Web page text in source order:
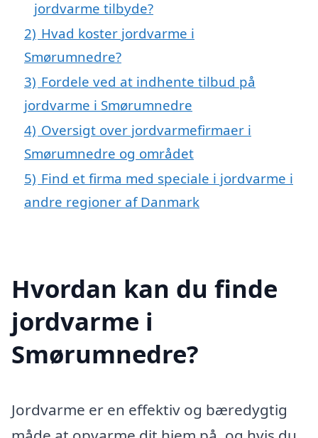
jordvarme tilbyde?
2) Hvad koster jordvarme i
Smørumnedre?
3) Fordele ved at indhente tilbud på
jordvarme i Smørumnedre
4) Oversigt over jordvarmefirmaer i
Smørumnedre og området
5) Find et firma med speciale i jordvarme i
andre regioner af Danmark
Hvordan kan du finde
jordvarme i
Smørumnedre?
Jordvarme er en effektiv og bæredygtig